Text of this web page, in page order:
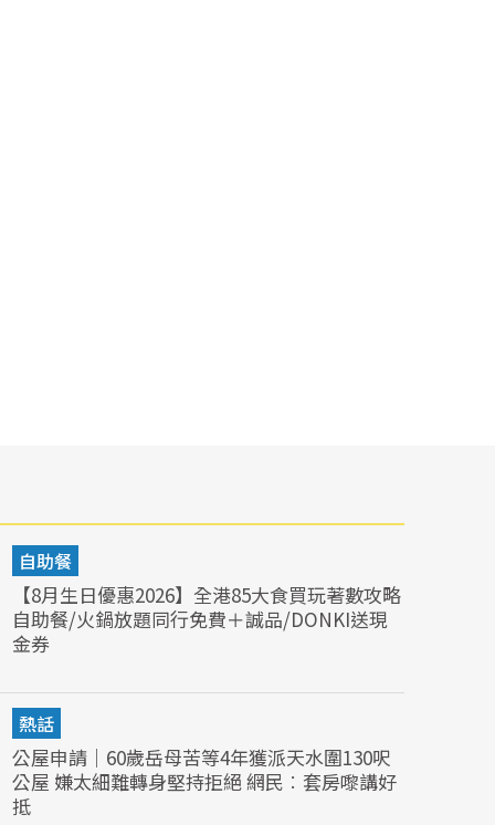
自助餐
【8月生日優惠2026】全港85大食買玩著數攻略
自助餐/火鍋放題同行免費＋誠品/DONKI送現
金券
熱話
公屋申請｜60歲岳母苦等4年獲派天水圍130呎
公屋 嫌太細難轉身堅持拒絕 網民︰套房嚟講好
抵